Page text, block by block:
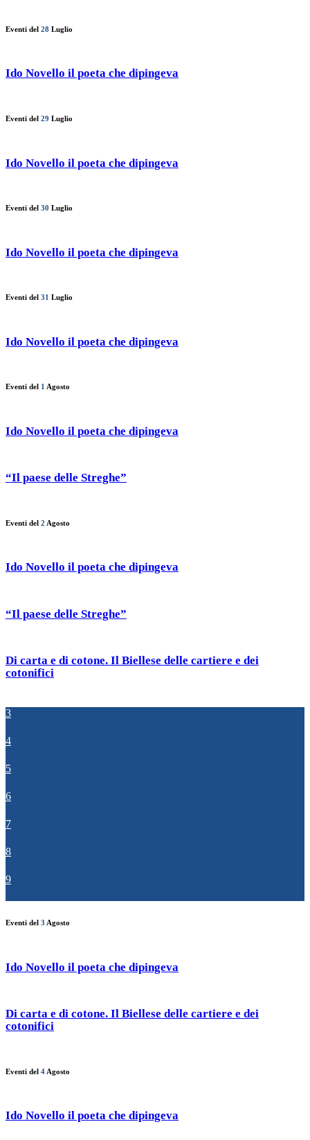
Eventi del 28 Luglio
Ido Novello il poeta che dipingeva
Eventi del 29 Luglio
Ido Novello il poeta che dipingeva
Eventi del 30 Luglio
Ido Novello il poeta che dipingeva
Eventi del 31 Luglio
Ido Novello il poeta che dipingeva
Eventi del 1 Agosto
Ido Novello il poeta che dipingeva
“Il paese delle Streghe”
Eventi del 2 Agosto
Ido Novello il poeta che dipingeva
“Il paese delle Streghe”
Di carta e di cotone. Il Biellese delle cartiere e dei
cotonifici
3
4
5
6
7
8
9
Eventi del 3 Agosto
Ido Novello il poeta che dipingeva
Di carta e di cotone. Il Biellese delle cartiere e dei
cotonifici
Eventi del 4 Agosto
Ido Novello il poeta che dipingeva